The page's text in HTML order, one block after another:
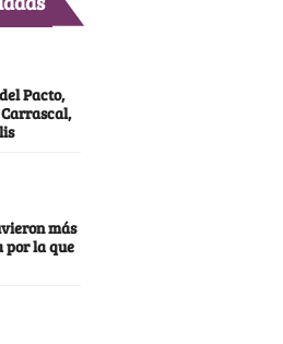
Pacto,
más
por la que